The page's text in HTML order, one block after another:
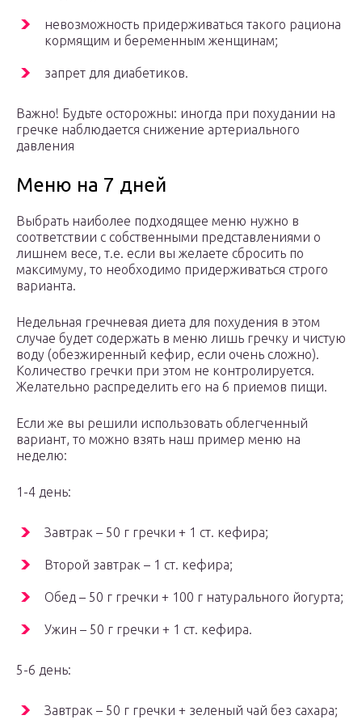
невозможность придерживаться такого рациона
кормящим и беременным женщинам;
запрет для диабетиков.
Важно! Будьте осторожны: иногда при похудании на
гречке наблюдается снижение артериального
давления
Меню на 7 дней
Выбрать наиболее подходящее меню нужно в
соответствии с собственными представлениями о
лишнем весе, т.е. если вы желаете сбросить по
максимуму, то необходимо придерживаться строго
варианта.
Недельная гречневая диета для похудения в этом
случае будет содержать в меню лишь гречку и чистую
воду (обезжиренный кефир, если очень сложно).
Количество гречки при этом не контролируется.
Желательно распределить его на 6 приемов пищи.
Если же вы решили использовать облегченный
вариант, то можно взять наш пример меню на
неделю:
1-4 день:
Завтрак – 50 г гречки + 1 ст. кефира;
Второй завтрак – 1 ст. кефира;
Обед – 50 г гречки + 100 г натурального йогурта;
Ужин – 50 г гречки + 1 ст. кефира.
5-6 день:
Завтрак – 50 г гречки + зеленый чай без сахара;